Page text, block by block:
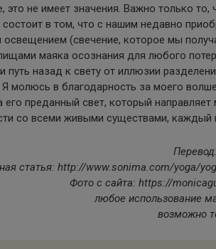
это не имеет значения. Важно только то,
в том, что с нашим недавно
освещением (свечение, которое мы
маяка осознания для любого
путь назад к свету от иллюзии
Я молюсь в благодарность за моего
преданный свет, который направляет
со всеми живыми существами, каждый
статья: http://www.sonima.com/yoga/
Фото с сайта: https://
любое использование
возможно